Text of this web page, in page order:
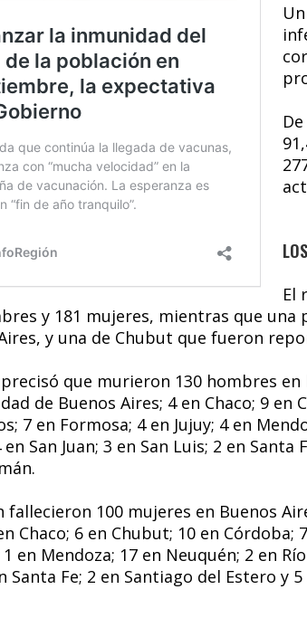
El
y 181 mujeres, mientras que una
y una de Chubut que fueron
que murieron 130 hombres en
de Buenos Aires; 4 en Chaco; 9 en
7 en Formosa; 4 en Jujuy; 4 en
San Juan; 3 en San Luis; 2 en
fallecieron 100 mujeres en Buenos
Chaco; 6 en Chubut; 10 en Córdoba;
1 en Mendoza; 17 en Neuquén; 2 en
Santa Fe; 2 en Santiago del Estero y